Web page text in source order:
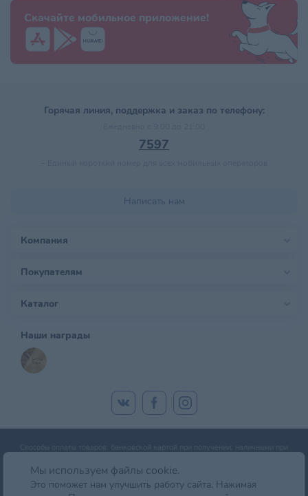
Скачайте мобильное приложение!
Горячая линия, поддержка и заказ по телефону:
7597
Написать нам
Компания
Покупателям
Каталог
Наши награды
Мы используем файлы cookie.
Это поможет нам улучшить работу сайта. Нажимая